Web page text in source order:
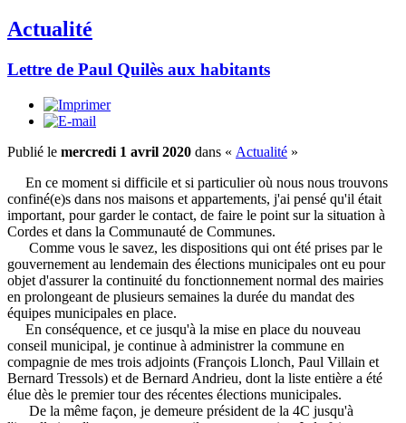
Actualité
Lettre de Paul Quilès aux habitants
Publié le mercredi 1 avril 2020 dans « Actualité »
En ce moment si difficile et si particulier où nous nous trouvons
confiné(e)s dans nos maisons et appartements, j'ai pensé qu'il était
important, pour garder le contact, de faire le point sur la situation à
Cordes et dans la Communauté de Communes.
Comme vous le savez, les dispositions qui ont été prises par le
gouvernement au lendemain des élections municipales ont eu pour
objet d'assurer la continuité du fonctionnement normal des mairies
en prolongeant de plusieurs semaines la durée du mandat des
équipes municipales en place.
En conséquence, et ce jusqu'à la mise en place du nouveau
conseil municipal, je continue à administrer la commune en
compagnie de mes trois adjoints (François Llonch, Paul Villain et
Bernard Tressols) et de Bernard Andrieu, dont la liste entière a été
élue dès le premier tour des récentes élections municipales.
De la même façon, je demeure président de la 4C jusqu'à